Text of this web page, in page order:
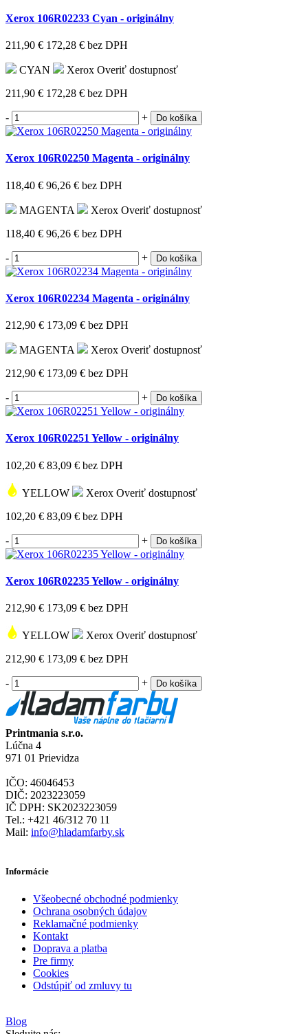
Xerox 106R02233 Cyan - originálny
211,90 € 172,28 € bez DPH
CYAN Xerox Overiť dostupnosť
211,90 € 172,28 € bez DPH
- + Do košíka
Xerox 106R02250 Magenta - originálny
118,40 € 96,26 € bez DPH
MAGENTA Xerox Overiť dostupnosť
118,40 € 96,26 € bez DPH
- + Do košíka
Xerox 106R02234 Magenta - originálny
212,90 € 173,09 € bez DPH
MAGENTA Xerox Overiť dostupnosť
212,90 € 173,09 € bez DPH
- + Do košíka
Xerox 106R02251 Yellow - originálny
102,20 € 83,09 € bez DPH
YELLOW Xerox Overiť dostupnosť
102,20 € 83,09 € bez DPH
- + Do košíka
Xerox 106R02235 Yellow - originálny
212,90 € 173,09 € bez DPH
YELLOW Xerox Overiť dostupnosť
212,90 € 173,09 € bez DPH
- + Do košíka
Printmania s.r.o.
Lúčna 4
971 01 Prievidza
IČO: 46046453
DIČ: 2023223059
IČ DPH: SK2023223059
Tel.: +421 46/312 70 11
Mail: info@hladamfarby.sk
Informácie
Všeobecné obchodné podmienky
Ochrana osobných údajov
Reklamačné podmienky
Kontakt
Doprava a platba
Pre firmy
Cookies
Odstúpiť od zmluvy tu
Blog